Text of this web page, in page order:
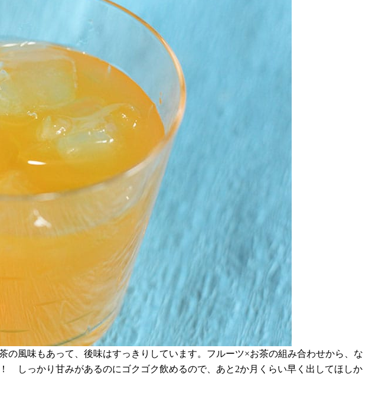
風味もあって、後味はすっきりしています。フルーツ×お茶の組み合わせから、な
しっかり甘みがあるのにゴクゴク飲めるので、あと2か月くらい早く出してほしか